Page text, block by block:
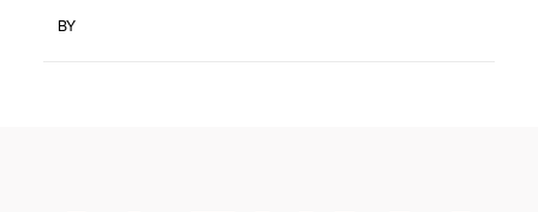
BY